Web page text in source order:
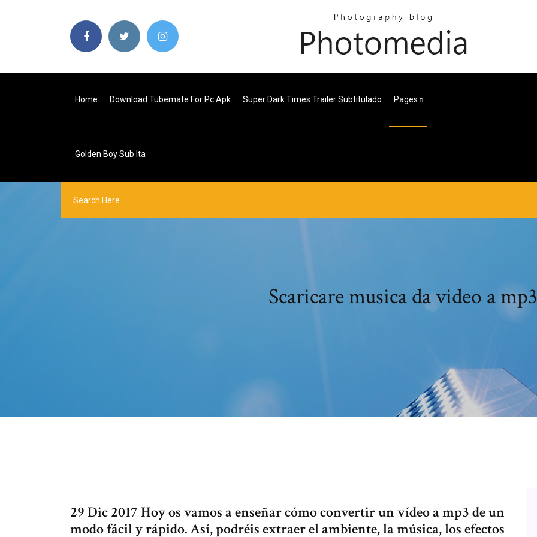
Home Download Tubemate For Pc Apk Super Dark Times Trailer Subtitulado Pages
Golden Boy Sub Ita
Scaricare musica da video a mp3
29 Dic 2017 Hoy os vamos a enseñar cómo convertir un vídeo a mp3 de un
modo fácil y rápido. Así, podréis extraer el ambiente, la música, los efectos